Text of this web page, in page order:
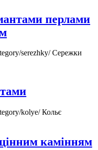
перлами
serezhky/Сережки
kolye/Кольє
камінням